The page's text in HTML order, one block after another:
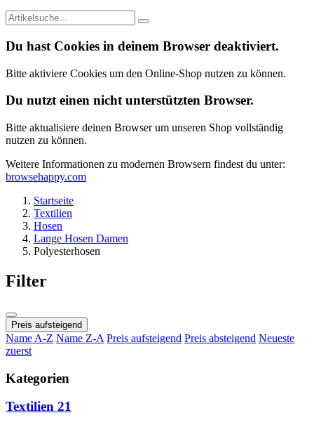
Du hast Cookies in deinem Browser deaktiviert.
Bitte aktiviere Cookies um den Online-Shop nutzen zu können.
Du nutzt einen nicht unterstützten Browser.
Bitte aktualisiere deinen Browser um unseren Shop vollständig
nutzen zu können.
Weitere Informationen zu modernen Browsern findest du unter:
browsehappy.com
Startseite
Textilien
Hosen
Lange Hosen Damen
Polyesterhosen
Filter
Preis aufsteigend
Name A-Z Name Z-A Preis aufsteigend Preis absteigend Neueste
zuerst
Kategorien
Textilien 21